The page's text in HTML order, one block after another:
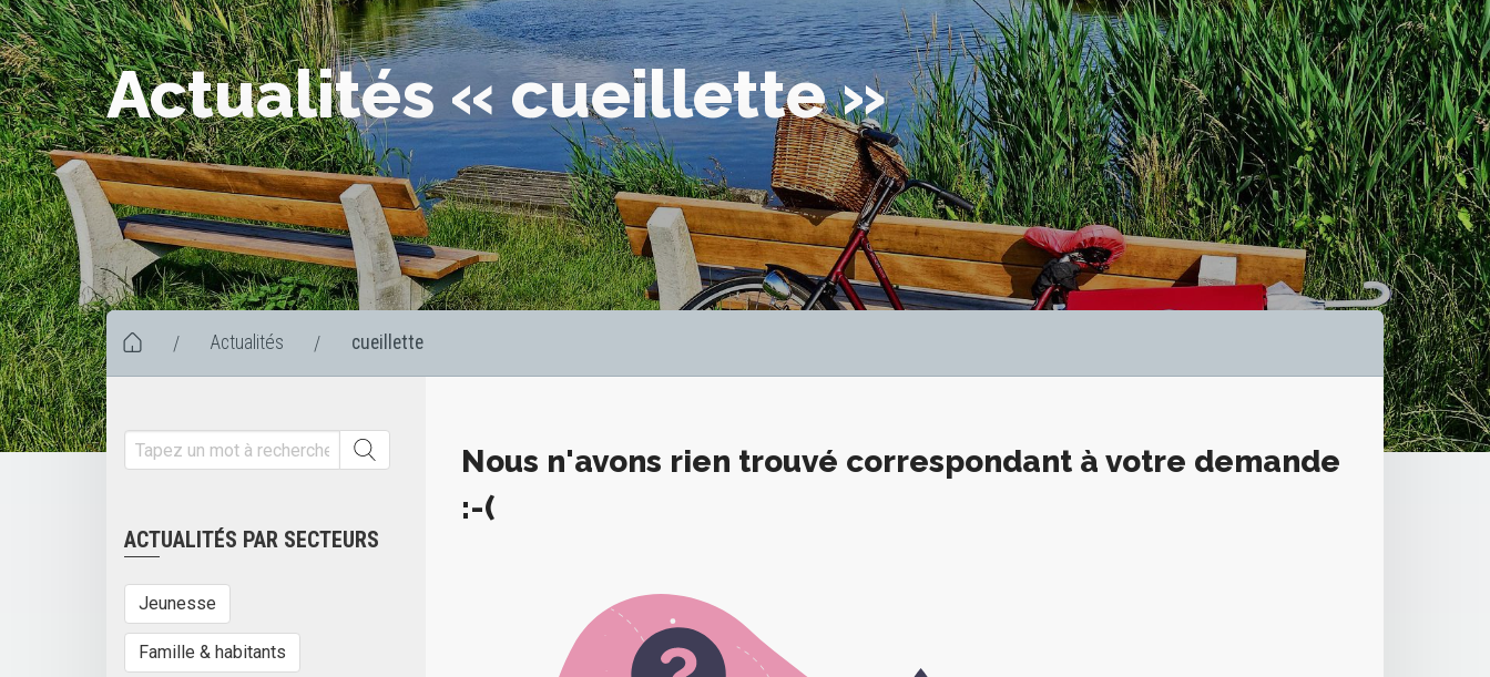
Actualités « cueillette »
/ Actualités / cueillette
ACTUALITÉS PAR SECTEURS
Jeunesse
Famille & habitants
Nous n'avons rien trouvé correspondant à votre demande
:-(